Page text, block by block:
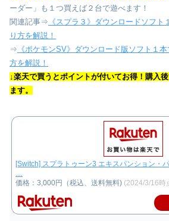
ーダー」も１つ買えば２台で遊べます！
関連記事⇒ 《スプラ３》ダウンロードソフ
り方を解説！
⇒ 《ポケモンSV》ダウンロード版ソフト１
方を解説！
↓楽天で買うとポイントが付いてお得！購入
ます。
[Switch] スプラトゥーン3 エキスパンション・
…
価格：3,000円（税込、送料無料) (2024/3/16時